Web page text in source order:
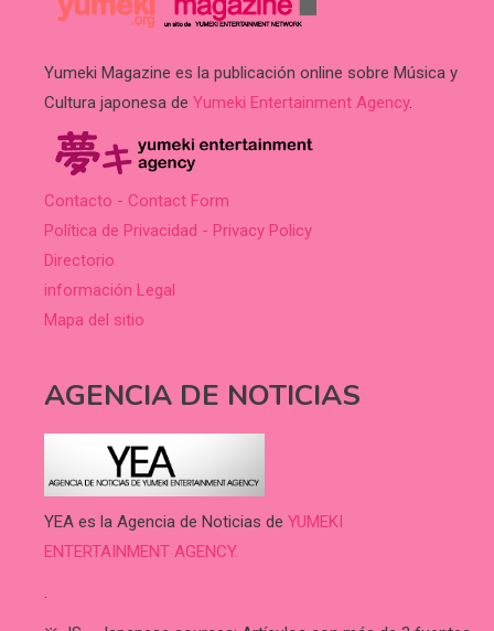
Yumeki Magazine es la publicación online sobre Música y
Cultura japonesa de Yumeki Entertainment Agency.
Contacto - Contact Form
Política de Privacidad - Privacy Policy
Directorio
información Legal
Mapa del sitio
AGENCIA DE NOTICIAS
YEA es la Agencia de Noticias de YUMEKI
ENTERTAINMENT AGENCY.
.